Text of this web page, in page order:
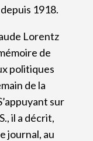
1918.
Lorentz
de
politiques
de la
sur
il a décrit,
journal, au